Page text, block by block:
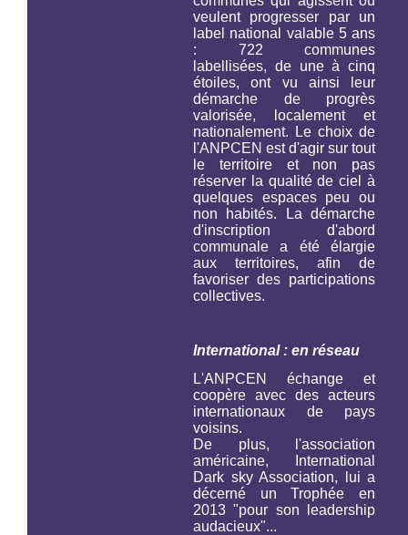
veulent progresser par un
label national valable 5 ans
: 722 communes
labellisées, de une à cinq
étoiles, ont vu ainsi leur
démarche de progrès
valorisée, localement et
nationalement. Le choix de
l'ANPCEN est d'agir sur tout
le territoire et non pas
réserver la qualité de ciel à
quelques espaces peu ou
non habités. La démarche
d'inscription d'abord
communale a été élargie
aux territoires, afin de
favoriser des participations
collectives.
International : en réseau
L'ANPCEN échange et
coopère avec des acteurs
internationaux de pays
voisins.
De plus, l'association
américaine,
International
Dark sky Association,
lui a
décerné un Trophée en
2013 "pour son leadership
audacieux"...